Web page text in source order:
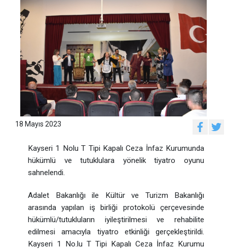
18 Mayıs 2023
Kayseri 1 Nolu T Tipi Kapalı Ceza İnfaz Kurumunda
hükümlü ve tutuklulara yönelik tiyatro oyunu
sahnelendi.
Adalet Bakanlığı ile Kültür ve Turizm Bakanlığı
arasında yapılan iş birliği protokolü çerçevesinde
hükümlü/tutukluların iyileştirilmesi ve rehabilite
edilmesi amacıyla tiyatro etkinliği gerçekleştirildi.
Kayseri 1 No.lu T Tipi Kapalı Ceza İnfaz Kurumu